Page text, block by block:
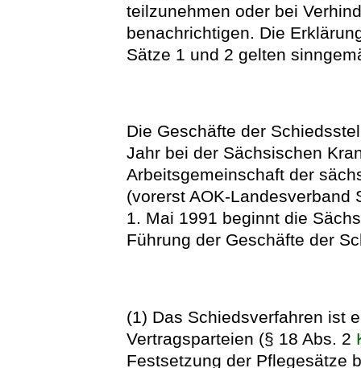
teilzunehmen oder bei
benachrichtigen. Die
Sätze 1 und 2 gelten
Die Geschäfte der
Jahr bei der Sächsischen
Arbeitsgemeinschaft der
(vorerst AOK-Landesverband
1. Mai 1991 beginnt die
Führung der Geschäfte der
(1) Das Schiedsverfahren ist
Vertragsparteien (§ 18 Abs. 2
Festsetzung der Pflegesätze